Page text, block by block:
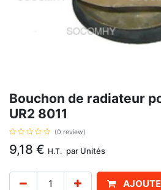
Bouchon de radiateur
UR2 8011
(0 review)
9,18 € H.T. par Unités